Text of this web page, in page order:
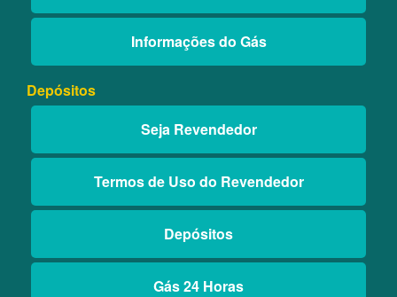
Informações do Gás
Depósitos
Seja Revendedor
Termos de Uso do Revendedor
Depósitos
Gás 24 Horas